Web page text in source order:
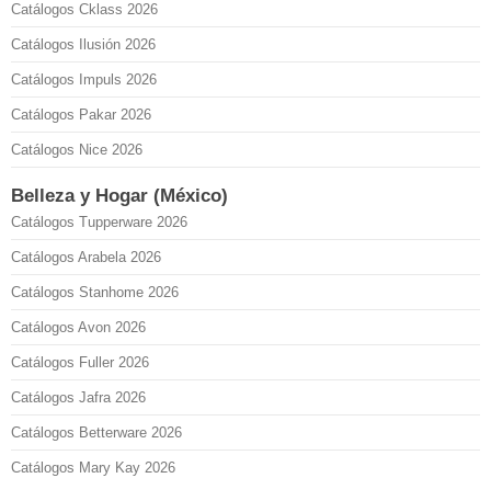
Catálogos Cklass 2026
Catálogos Ilusión 2026
Catálogos Impuls 2026
Catálogos Pakar 2026
Catálogos Nice 2026
Belleza y Hogar (México)
Catálogos Tupperware 2026
Catálogos Arabela 2026
Catálogos Stanhome 2026
Catálogos Avon 2026
Catálogos Fuller 2026
Catálogos Jafra 2026
Catálogos Betterware 2026
Catálogos Mary Kay 2026